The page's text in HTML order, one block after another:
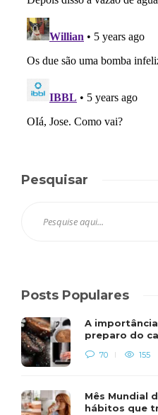
Pesquisar
Posts Populares
A
preparo do
70 155
Mês Mundial
hábitos que